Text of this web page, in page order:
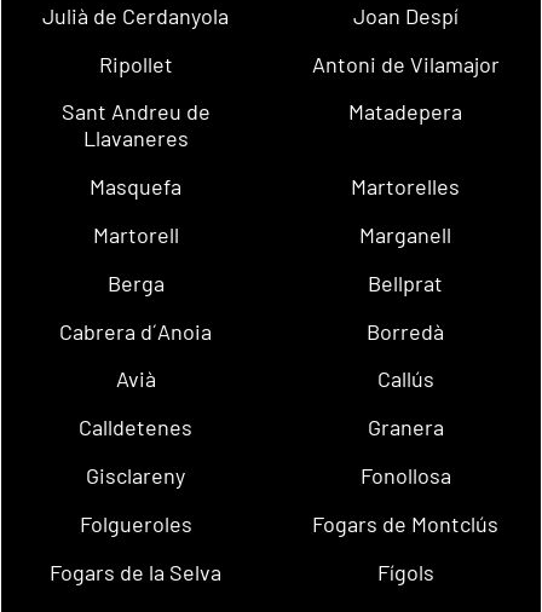
Julià de Cerdanyola
Joan Despí
Ripollet
Antoni de Vilamajor
Sant Andreu de
Llavaneres
Matadepera
Masquefa
Martorelles
Martorell
Marganell
Berga
Bellprat
Cabrera d´Anoia
Borredà
Avià
Callús
Calldetenes
Granera
Gisclareny
Fonollosa
Folgueroles
Fogars de Montclús
Fogars de la Selva
Fígols